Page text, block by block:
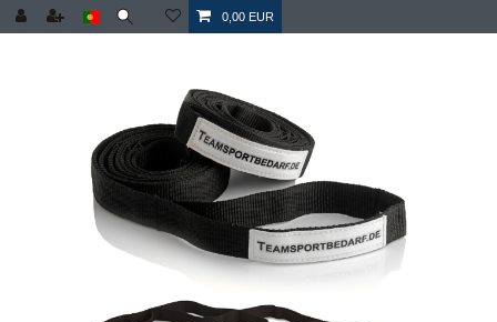
0,00 EUR